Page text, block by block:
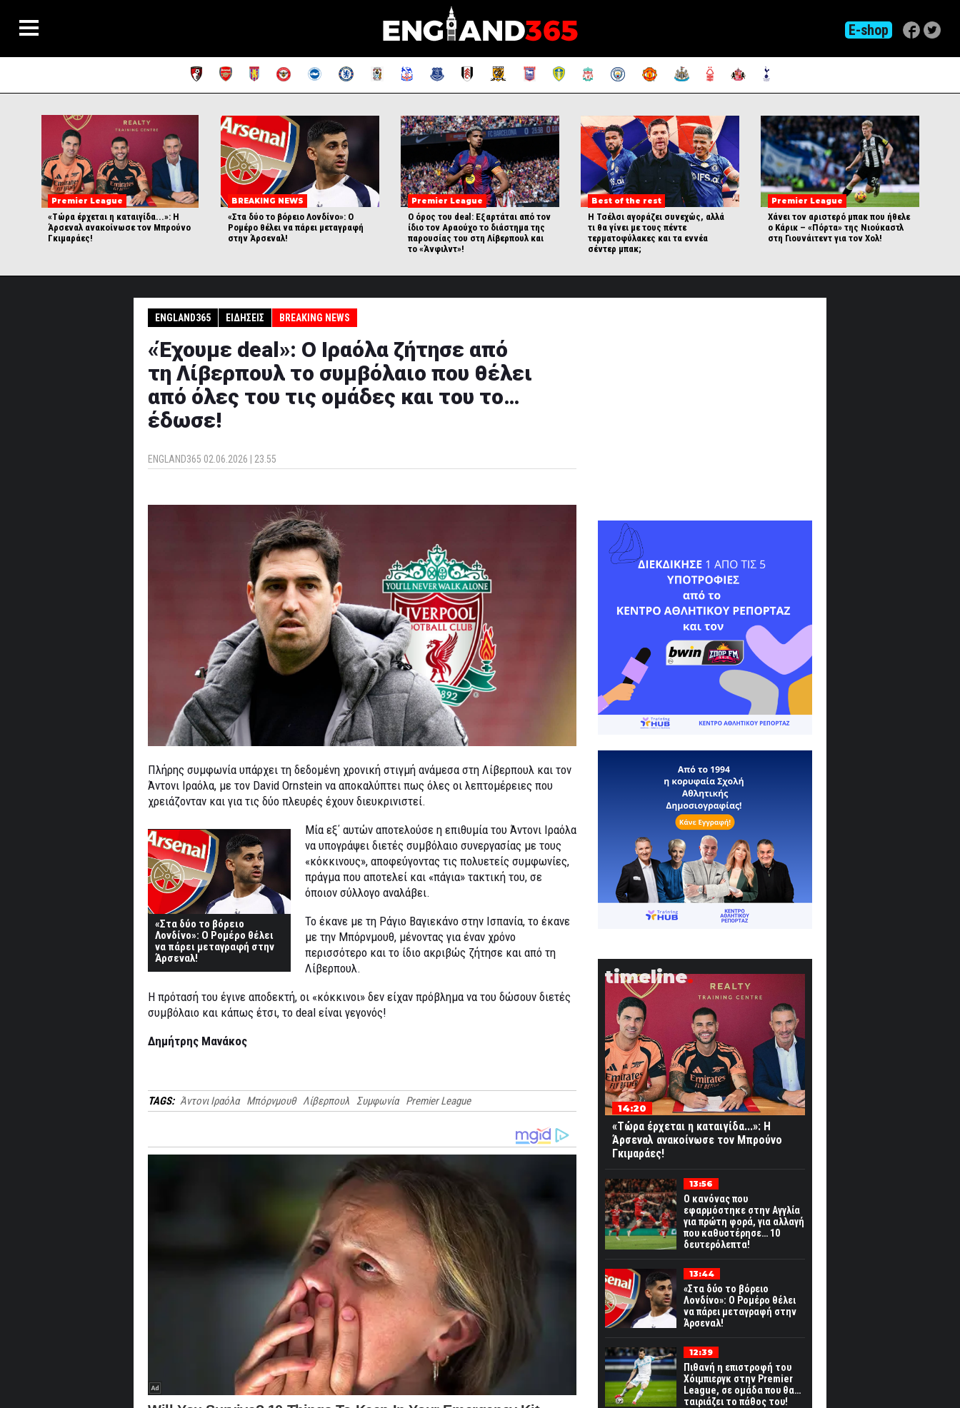
E-shop
Premier League
«Τώρα έρχεται η καταιγίδα...»: Η
Άρσεναλ ανακοίνωσε τον Μπρούνο
Γκιμαράες!
BREAKING NEWS
«Στα δύο το βόρειο Λονδίνο»: Ο
Ρομέρο θέλει να πάρει μεταγραφή
στην Άρσεναλ!
Premier League
Ο όρος του deal: Εξαρτάται από τον
ίδιο τον Αραούχο το διάστημα της
παρουσίας του στη Λίβερπουλ και
το «Άνφιλντ»!
Best of the rest
Η Τσέλσι αγοράζει συνεχώς, αλλά
τι θα γίνει με τους πέντε
τερματοφύλακες και τα εννέα
σέντερ μπακ;
Premier League
Χάνει τον αριστερό μπακ που ήθελε
ο Κάρικ – «Πόρτα» της Νιούκαστλ
στη Γιουνάιτεντ για τον Χολ!
ENGLAND365 ΕΙΔΉΣΕΙΣ BREAKING NEWS
«Έχουμε deal»: Ο Ιραόλα ζήτησε από
τη Λίβερπουλ το συμβόλαιο που θέλει
από όλες του τις ομάδες και του το…
έδωσε!
ENGLAND365 02.06.2026 | 23.55
Πλήρης συμφωνία υπάρχει τη δεδομένη χρονική στιγμή ανάμεσα στη Λίβερπουλ και τον
Άντονι Ιραόλα, με τον David Ornstein να αποκαλύπτει πως όλες οι λεπτομέρειες που
χρειάζονταν και για τις δύο πλευρές έχουν διευκρινιστεί.
«Στα δύο το βόρειο
Λονδίνο»: Ο Ρομέρο θέλει
να πάρει μεταγραφή στην
Άρσεναλ!
Μία εξ΄ αυτών αποτελούσε η επιθυμία του Άντονι Ιραόλα
να υπογράψει διετές συμβόλαιο συνεργασίας με τους
«κόκκινους», αποφεύγοντας τις πολυετείς συμφωνίες,
πράγμα που αποτελεί και «πάγια» τακτική του, σε
όποιον σύλλογο αναλάβει.
Το έκανε με τη Ράγιο Βαγιεκάνο στην Ισπανία, το έκανε
με την Μπόρνμουθ, μένοντας για έναν χρόνο
περισσότερο και το ίδιο ακριβώς ζήτησε και από τη
Λίβερπουλ.
Η πρότασή του έγινε αποδεκτή, οι «κόκκινοι» δεν είχαν πρόβλημα να του δώσουν διετές
συμβόλαιο και κάπως έτσι, το deal είναι γεγονός!
Δημήτρης Μανάκος
TAGS: Άντονι Ιραόλα Μπόρνμουθ Λίβερπουλ Συμφωνία Premier League
timeline
14:20
«Τώρα έρχεται η καταιγίδα...»: Η
Άρσεναλ ανακοίνωσε τον Μπρούνο
Γκιμαράες!
13:56
Ο κανόνας που
εφαρμόστηκε στην Αγγλία
για πρώτη φορά, για αλλαγή
που καθυστέρησε… 10
δευτερόλεπτα!
13:44
«Στα δύο το βόρειο
Λονδίνο»: Ο Ρομέρο θέλει
να πάρει μεταγραφή στην
Άρσεναλ!
12:39
Πιθανή η επιστροφή του
Χόιμπιεργκ στην Premier
League, σε ομάδα που θα…
ταιριάζει το πάθος του!